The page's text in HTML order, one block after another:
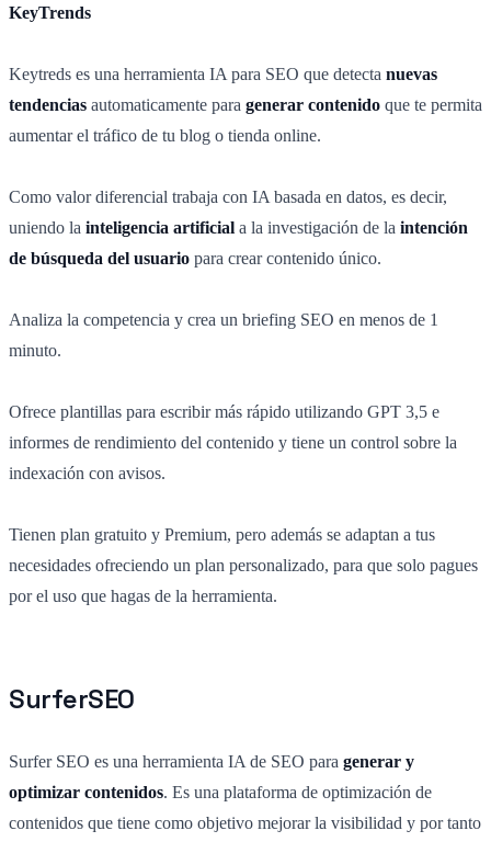
KeyTrends
Keytreds es una herramienta IA para SEO que detecta nuevas
tendencias automaticamente para generar contenido que te permita
aumentar el tráfico de tu blog o tienda online.
Como valor diferencial trabaja con IA basada en datos, es decir,
uniendo la inteligencia artificial a la investigación de la intención
de búsqueda del usuario para crear contenido único.
Analiza la competencia y crea un briefing SEO en menos de 1
minuto.
Ofrece plantillas para escribir más rápido utilizando GPT 3,5 e
informes de rendimiento del contenido y tiene un control sobre la
indexación con avisos.
Tienen plan gratuito y Premium, pero además se adaptan a tus
necesidades ofreciendo un plan personalizado, para que solo pagues
por el uso que hagas de la herramienta.
SurferSEO
Surfer SEO es una herramienta IA de SEO para generar y
optimizar contenidos. Es una plataforma de optimización de
contenidos que tiene como objetivo mejorar la visibilidad y por tanto